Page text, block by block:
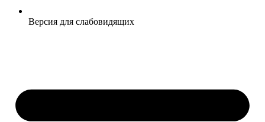
Версия для слабовидящих